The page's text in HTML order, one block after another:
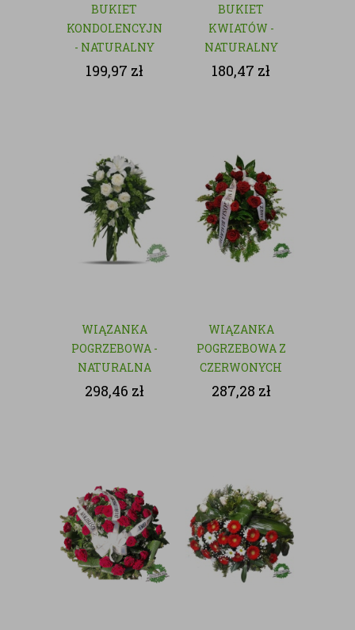
BUKIET
KONDOLENCYJNY
- NATURALNY
199,97 zł
BUKIET
KWIATÓW -
NATURALNY
180,47 zł
WIĄZANKA
POGRZEBOWA -
NATURALNA
298,46 zł
WIĄZANKA
POGRZEBOWA Z
CZERWONYCH
KWIATÓW
287,28 zł